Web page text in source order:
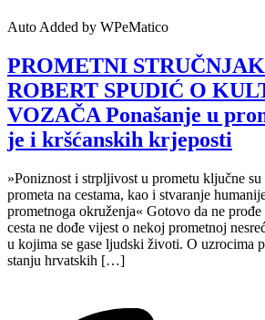
Auto Added by WPeMatico
PROMETNI
ROBERT SPUDIĆ O
VOZAČA Ponašanje u
je i kršćanskih krjeposti
»Poniznost i strpljivost u prometu ključne su
prometa na cestama, kao i stvaranje
prometnoga okruženja« Gotovo da ne prođe
cesta ne dođe vijest o nekoj prometnoj
u kojima se gase ljudski životi. O uzrocima
stanju hrvatskih […]